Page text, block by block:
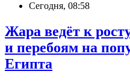
Сегодня, 08:58
Жара ведёт к
и перебоям на
Египта